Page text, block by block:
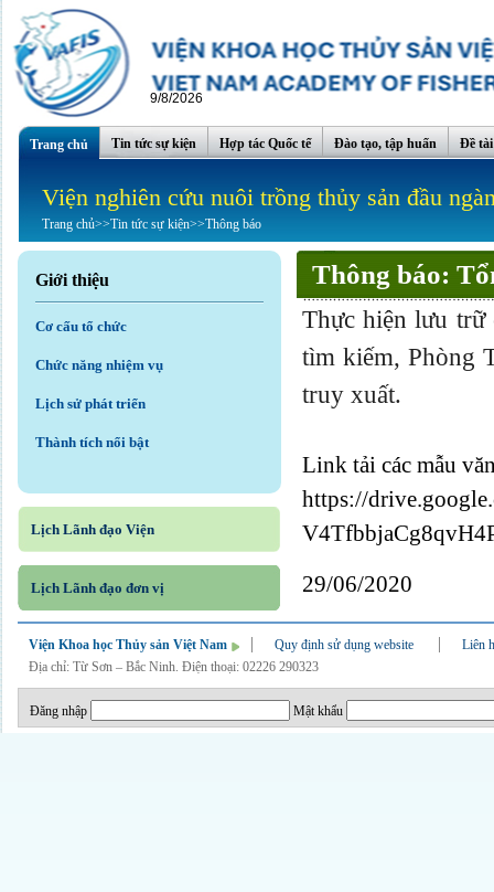
9/8/2026
Trang chủ Tin tức sự kiện Hợp tác Quốc tế Đào tạo, tập huấn Đề
Viện nghiên cứu nuôi trồng thủy sản đầu
Trang chủ>>Tin tức sự kiện>>Thông báo
Giới thiệu
Cơ cấu tổ chức
Chức năng nhiệm vụ
Lịch sử phát triển
Thành tích nổi bật
Lịch Lãnh đạo Viện
Lịch Lãnh đạo đơn vị
Thông báo:
Thực hiện lưu trữ
tìm kiếm, Phòng
truy xuất.
Link tải các mẫu
https://
29/06/2020
Viện Khoa học Thủy sản Việt Nam Quy định sử dụng website
Liên
Địa chỉ: Từ Sơn – Bắc Ninh. Điện thoại: 02226 290323
Đăng nhập Mật khẩu